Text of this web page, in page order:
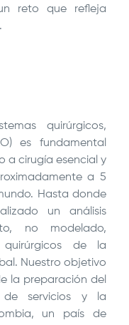
reto que refleja
quirúrgicos,
es fundamental
a cirugía esencial y
a 5
Hasta donde
un análisis
no modelado,
de la
Nuestro objetivo
la preparación del
de servicios y la
un país de